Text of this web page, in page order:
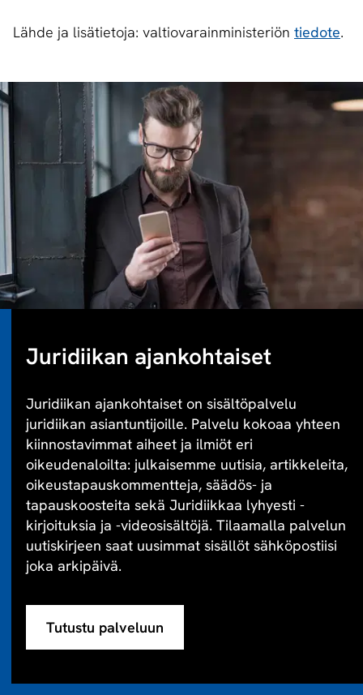
Lähde ja lisätietoja: valtiovarainministeriön tiedote.
Juridiikan ajankohtaiset
Juridiikan ajankohtaiset on sisältöpalvelu
juridiikan asiantuntijoille. Palvelu kokoaa yhteen
kiinnostavimmat aiheet ja ilmiöt eri
oikeudenaloilta: julkaisemme uutisia, artikkeleita,
oikeustapauskommentteja, säädös- ja
tapauskoosteita sekä Juridiikkaa lyhyesti -
kirjoituksia ja -videosisältöjä. Tilaamalla palvelun
uutiskirjeen saat uusimmat sisällöt sähköpostiisi
joka arkipäivä.
Tutustu palveluun